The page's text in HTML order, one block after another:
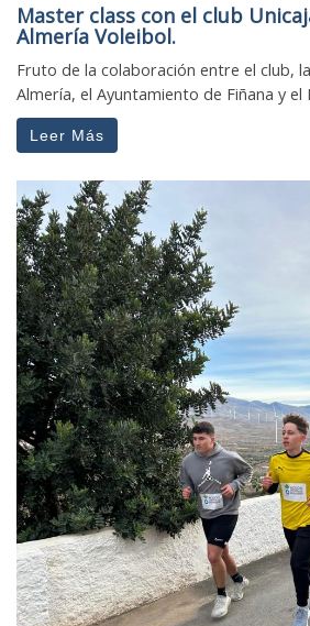
Master class con el club
Almería Voleibol.
Fruto de la colaboración entre el club,
Almería, el Ayuntamiento de Fiñana y el
Leer Más